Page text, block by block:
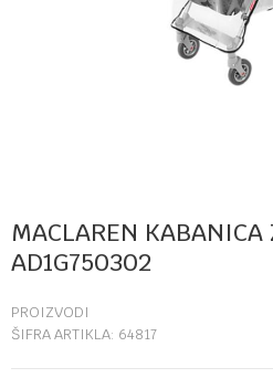
MACLAREN KABANICA
AD1G750302
PROIZVODI
ŠIFRA ARTIKLA: 64817